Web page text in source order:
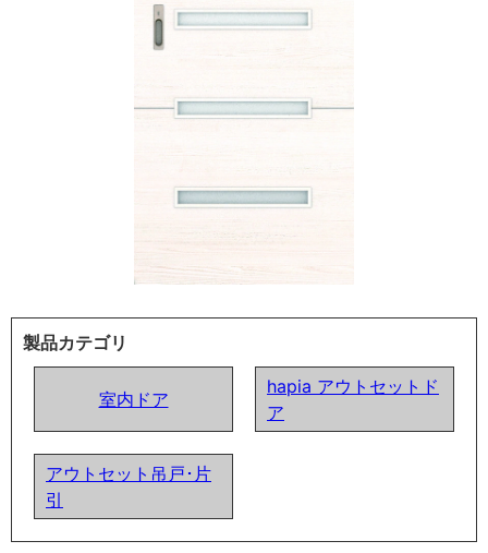
製品カテゴリ
室内ドア
hapia アウトセットド
ア
アウトセット吊戸･片
引